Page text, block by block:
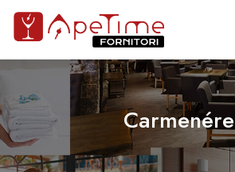
Carmenére